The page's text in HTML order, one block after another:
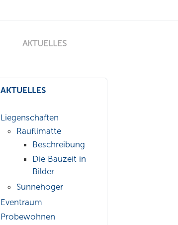
AKTUELLES
AKTUELLES
Liegenschaften
Rauflimatte
Beschreibung
Die Bauzeit in
Bilder
Sunnehoger
Eventraum
Probewohnen